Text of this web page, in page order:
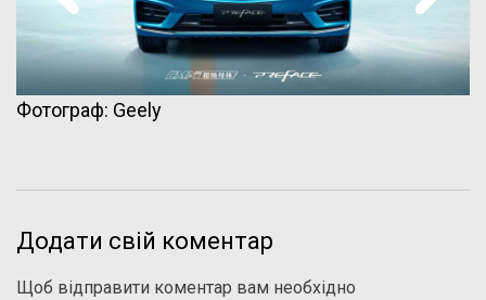
Фотограф: Geely
Додати свій коментар
Щоб відправити коментар вам необхідно